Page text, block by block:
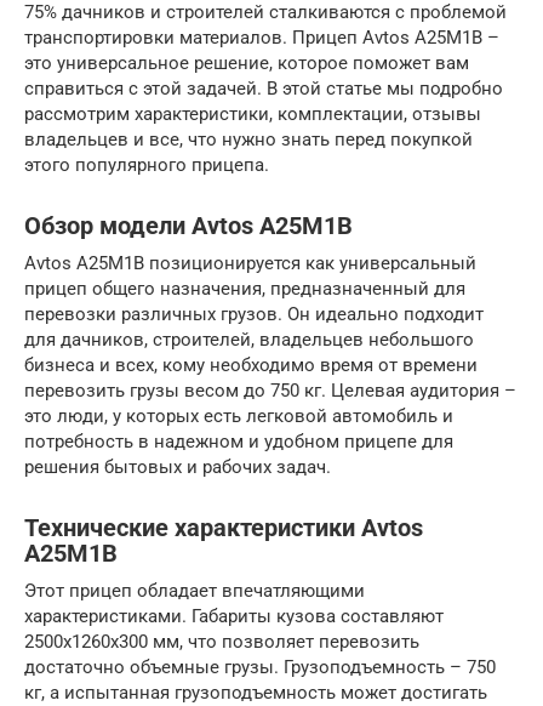
75% дачников и строителей сталкиваются с проблемой
транспортировки материалов. Прицеп Avtos A25M1B –
это универсальное решение, которое поможет вам
справиться с этой задачей. В этой статье мы подробно
рассмотрим характеристики, комплектации, отзывы
владельцев и все, что нужно знать перед покупкой
этого популярного прицепа.
Обзор модели Avtos A25M1B
Avtos A25M1B позиционируется как универсальный
прицеп общего назначения, предназначенный для
перевозки различных грузов. Он идеально подходит
для дачников, строителей, владельцев небольшого
бизнеса и всех, кому необходимо время от времени
перевозить грузы весом до 750 кг. Целевая аудитория –
это люди, у которых есть легковой автомобиль и
потребность в надежном и удобном прицепе для
решения бытовых и рабочих задач.
Технические характеристики Avtos
A25M1B
Этот прицеп обладает впечатляющими
характеристиками. Габариты кузова составляют
2500х1260х300 мм, что позволяет перевозить
достаточно объемные грузы. Грузоподъемность – 750
кг, а испытанная грузоподъемность может достигать